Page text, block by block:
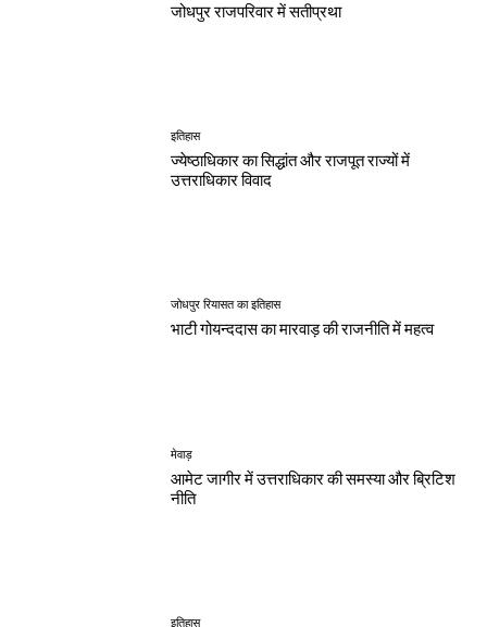
जोधपुर राजपरिवार में सतीप्रथा
इतिहास
ज्येष्ठाधिकार का सिद्धांत और राजपूत राज्यों में
उत्तराधिकार विवाद
जोधपुर रियासत का इतिहास
भाटी गोयन्ददास का मारवाड़ की राजनीति में महत्व
मेवाड़
आमेट जागीर में उत्तराधिकार की समस्या और ब्रिटिश
नीति
इतिहास